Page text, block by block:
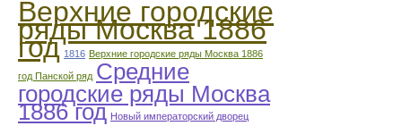
Верхние городские
ряды Москва 1886
год 1816 Верхние городские ряды Москва 1886
год Панской ряд Средние
городские ряды Москва
1886 год Новый императорский дворец